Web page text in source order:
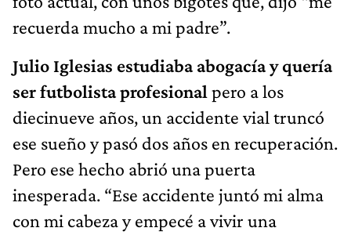
recuerda mucho a mi padre”.
Julio Iglesias estudiaba abogacía y quería
ser futbolista profesional pero a los
diecinueve años, un accidente vial truncó
ese sueño y pasó dos años en recuperación.
Pero ese hecho abrió una puerta
inesperada. “Ese accidente juntó mi alma
con mi cabeza y empecé a vivir una